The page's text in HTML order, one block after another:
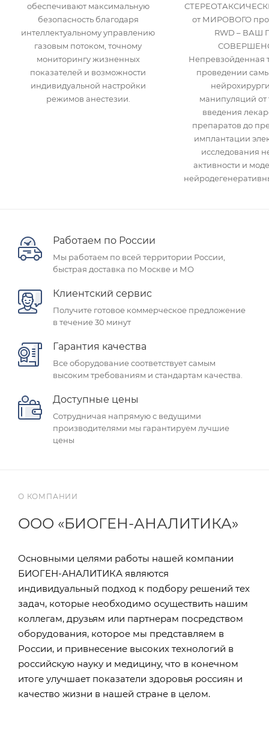
обеспечивают максимальную
безопасность благодаря
интеллектуальному управлению
газовым потоком, точному
мониторингу жизненных
показателей и возможности
индивидуальной настройки
режимов анестезии.
от МИРОВОГО
RWD – ВАШ
Непревзойденная
проведении
манипуляций от
введения
препаратов до
имплантации
исследования
активности и
Работаем по России
Мы работаем по всей территории России,
быстрая доставка по Москве и МО
Клиентский сервис
Получите готовое коммерческое предложение
в течение 30 минут
Гарантия качества
Все оборудование соответствует самым
высоким требованиям и стандартам качества.
Доступные цены
Сотрудничая напрямую с ведущими
производителями мы гарантируем лучшие
цены
О КОМПАНИИ
ООО «БИОГЕН-АНАЛИТИКА»
Основными целями работы нашей компании
БИОГЕН-АНАЛИТИКА являются
индивидуальный подход к подбору решений тех
задач, которые необходимо осуществить нашим
коллегам, друзьям или партнерам посредством
оборудования, которое мы представляем в
России, и привнесение высоких технологий в
российскую науку и медицину, что в конечном
итоге улучшает показатели здоровья россиян и
качество жизни в нашей стране в целом.